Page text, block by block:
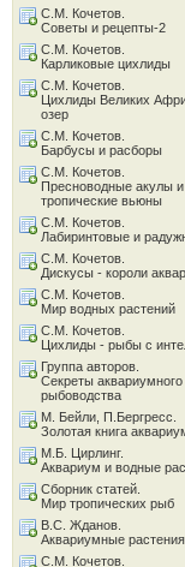
С.М. Кочетов.
Советы и рецепты-2
С.М. Кочетов.
Карликовые цихлиды
С.М. Кочетов.
Цихлиды Великих
озер
С.М. Кочетов.
Барбусы и расборы
С.М. Кочетов.
Пресноводные акулы и
тропические вьюны
С.М. Кочетов.
Лабиринтовые и
С.М. Кочетов.
Дискусы - короли
С.М. Кочетов.
Мир водных растений
С.М. Кочетов.
Цихлиды - рыбы с
Группа авторов.
Секреты аквариумного
рыбоводства
М. Бейли, П.Бергресс.
Золотая книга
М.Б. Цирлинг.
Аквариум и водные
Сборник статей.
Мир тропических рыб
В.С. Жданов.
Аквариумные растения
С.М. Кочетов.